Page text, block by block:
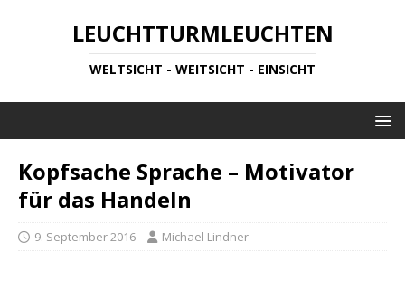
LEUCHTTURMLEUCHTEN
WELTSICHT - WEITSICHT - EINSICHT
Kopfsache Sprache – Motivator
für das Handeln
9. September 2016 Michael Lindner